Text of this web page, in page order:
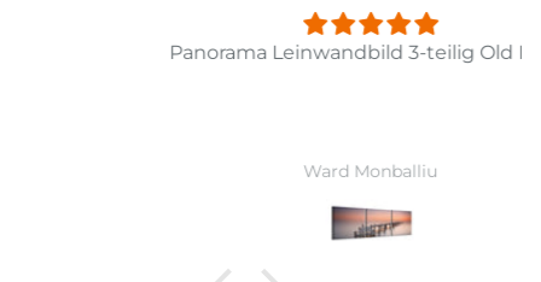
Panorama Leinwandbild 3-teilig Old Pier Ii
Ward Monballiu